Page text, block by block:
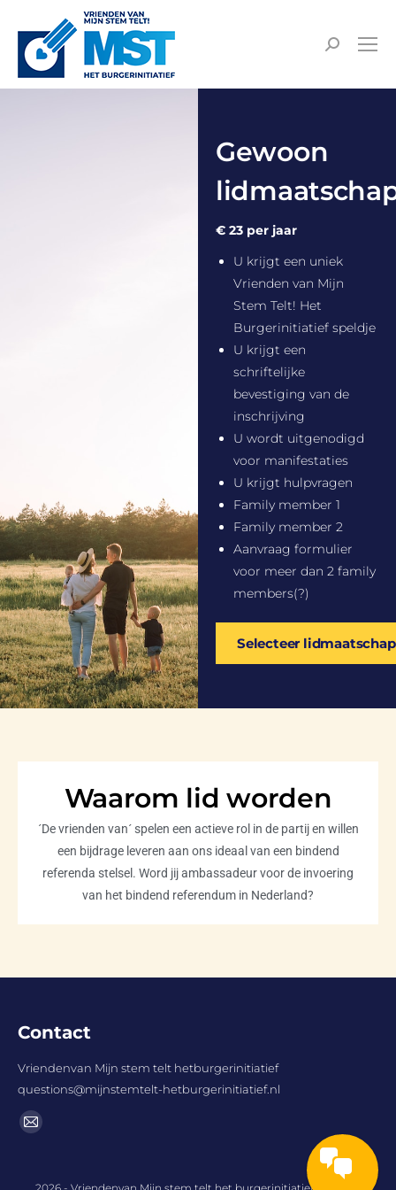
Gewoon
€ 23 per jaar
U krijgt een uniek
Vrienden van Mijn
Stem Telt! Het
Burgerinitiatief speldje
U krijgt een
schriftelijke
bevestiging van de
inschrijving
U wordt uitgenodigd
voor manifestaties
U krijgt hulpvragen
Family member 1
Family member 2
Aanvraag formulier
voor meer dan 2 family
members(?)
Selecteer lidmaatschap
Waarom lid worden
´De vrienden van´ spelen een actieve rol in de partij en willen
een bijdrage leveren aan ons ideaal van een bindend
referenda stelsel. Word jij ambassadeur voor de invoering
van het bindend referendum in Nederland?
Contact
Vriendenvan Mijn stem telt hetburgerinitiatief
questions@mijnstemtelt-hetburgerinitiatief.nl
Vind ons op: